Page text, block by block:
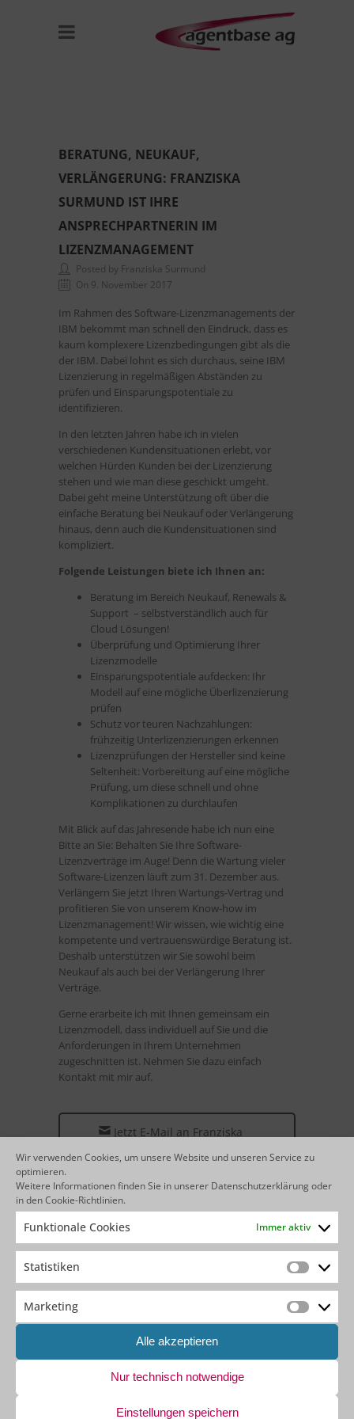
Wir verwenden Cookies, um unsere Website und unseren Service zu
optimieren.
Weitere Informationen finden Sie in unserer Datenschutzerklärungoder
in denCookie-Richtlinien.
Funktionale Cookies Immer aktiv
Statistiken
Marketing
Alle akzeptieren
Nur technisch notwendige
Einstellungen speichern
BERATUNG, NEUKAUF,
VERLÄNGERUNG: FRANZISKA
SURMUND IST IHRE
ANSPRECHPARTNERIN IM
LIZENZMANAGEMENT
Posted by Franziska Surmund
On 9. November 2017
Im Rahmen des Software-Lizenzmanagements der
IBM bekommt man schnell den Eindruck, dass es
kaum komplexere Lizenzbedingungen gibt als die
der IBM. Dabei lohnt es sich durchaus, seine IBM
Lizenzierung in regelmäßigen Abständen zu
prüfen und Einsparungspotentiale zu
identifizieren.
In den letzten Jahren habe ich in vielen
verschiedenen Kundensituationen erlebt, vor
welchen Hürden Kunden bei der Lizenzierung
stehen und wie man diese geschickt umgeht.
Dabei geht meine Unterstützung oft über die
einfache Beratung bei Neukauf oder Verlängerung
hinaus, denn auch die Kundensituationen sind
kompliziert.
Folgende Leistungen biete ich Ihnen an:
Beratung im Bereich Neukauf, Renewals &
Support – selbstverständlich auch für
Cloud Lösungen!
Überprüfung und Optimierung Ihrer
Lizenzmodelle
Einsparungspotentiale aufdecken: Ihr
Modell auf eine mögliche Überlizenzierung
prüfen
Schutz vor teuren Nachzahlungen:
frühzeitig Unterlizenzierungen erkennen
Lizenzprüfungen der Hersteller sind keine
Seltenheit: Vorbereitung auf eine mögliche
Prüfung, um diese schnell und ohne
Komplikationen zu durchlaufen
Mit Blick auf das Jahresende habe ich nun eine
Bitte an Sie: Behalten Sie Ihre Software-
Lizenzverträge im Auge! Denn die Wartung vieler
Software-Lizenzen läuft zum 31. Dezember aus.
Verlängern Sie jetzt Ihren Wartungs-Vertrag und
profitieren Sie von unserem Know-how im
Lizenzmanagement! Wir wissen, wie wichtig eine
kompetente und vertrauenswürdige Beratung ist.
Deshalb unterstützen wir Sie sowohl beim
Neukauf als auch bei der Verlängerung Ihrer
Verträge.
Gerne erarbeite ich mit Ihnen gemeinsam ein
Lizenzmodell, dass individuell auf Sie und die
Anforderungen in Ihrem Unternehmen
zugeschnitten ist. Nehmen Sie dazu einfach
Kontakt mit mir auf.
Jetzt E-Mail an Franziska
IHR FEEDBACK IST UNS WICHTIG!
Haben Sie Anregungen oder Feedback?
Wir freuen uns auf Ihre Nachricht!
Ihre Ansprechpartnerin:
– Leiterin Marketing –
E-Mail an Simone Wibbe schreiben